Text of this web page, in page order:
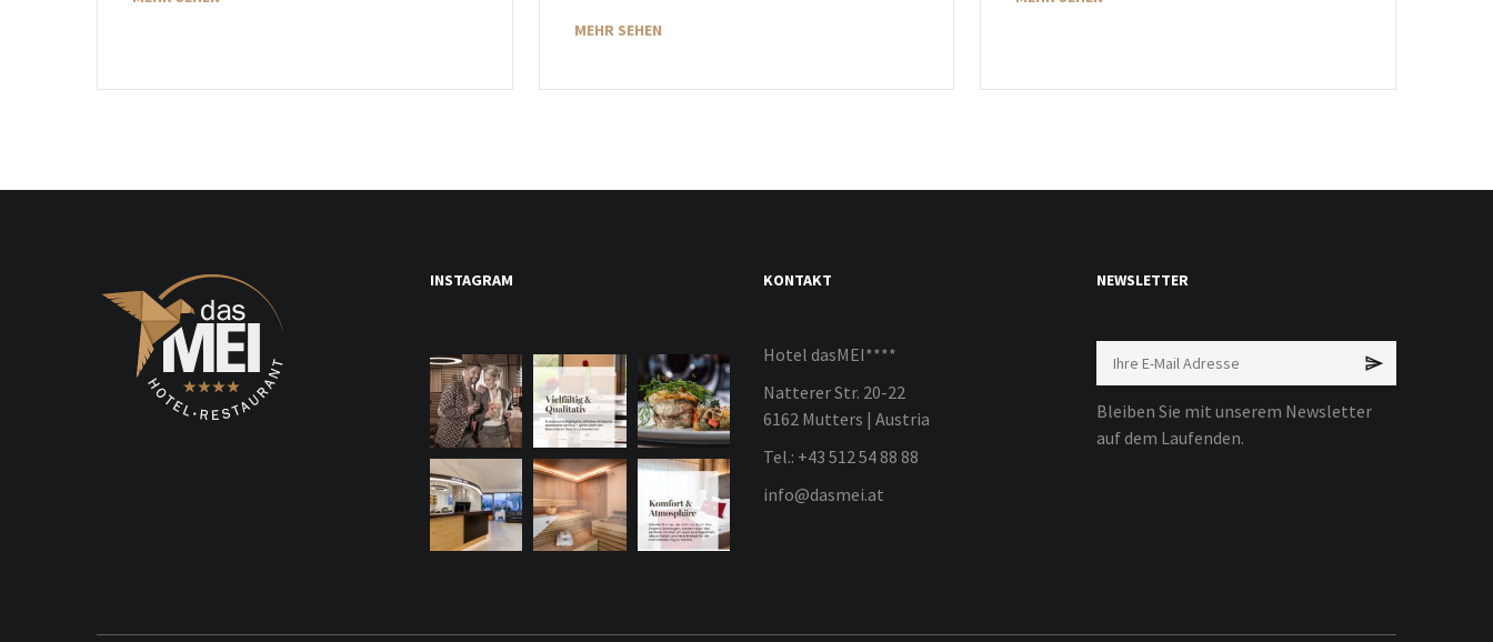
MEHR SEHEN
INSTAGRAM KONTAKT
Hotel dasMEI****
Natterer Str. 20-22
6162 Mutters | Austria
Tel.: +43 512 54 88 88
info@dasmei.at
NEWSLETTER
Bleiben Sie mit unserem Newsletter
auf dem Laufenden.